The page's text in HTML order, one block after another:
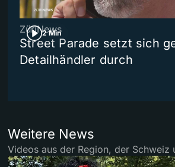
2 Min
ZüriNews
Street Parade setzt sich
Detailhändler durch
Weitere News
Videos aus der Region, der Schweiz